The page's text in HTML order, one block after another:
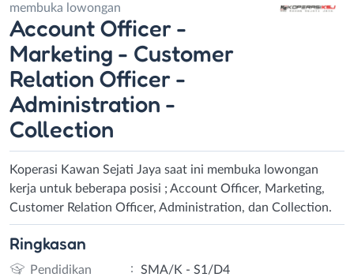
membuka lowongan
Account Officer -
Marketing - Customer
Relation Officer -
Administration -
Collection
Koperasi Kawan Sejati Jaya saat ini membuka lowongan
kerja untuk beberapa posisi ; Account Officer, Marketing,
Customer Relation Officer, Administration, dan Collection.
Ringkasan
Pendidikan :
SMA/K - S1/D4